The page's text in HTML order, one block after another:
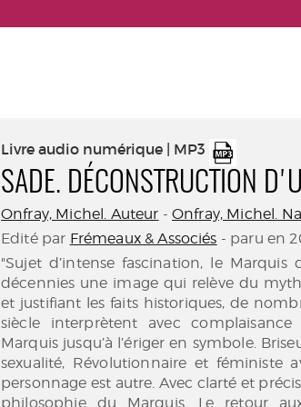
Livre audio numérique | MP3
SADE. DÉCONSTRUCTION
Onfray, Michel. Auteur -Onfray, Michel.
Edité par Frémeaux & Associés - paru en
"Sujet d’intense fascination, le
décennies une image qui relève du
et justifiant les faits historiques, de
siècle interprètent avec
Marquis jusqu’à l’ériger en symbole.
sexualité, Révolutionnaire et féministe
personnage est autre. Avec clarté et
philosophie du Marquis. Le retour